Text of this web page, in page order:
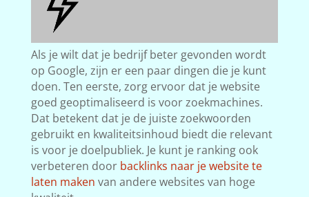
Als je wilt dat je bedrijf beter gevonden wordt
op Google, zijn er een paar dingen die je kunt
doen. Ten eerste, zorg ervoor dat je website
goed geoptimaliseerd is voor zoekmachines.
Dat betekent dat je de juiste zoekwoorden
gebruikt en kwaliteitsinhoud biedt die relevant
is voor je doelpubliek. Je kunt je ranking ook
verbeteren door backlinks naar je website te
laten maken van andere websites van hoge